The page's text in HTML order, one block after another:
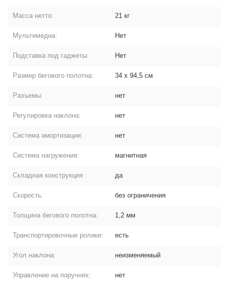
Масса нетто: 21 кг
Мультимедиа: Нет
Подставка под гаджеты: Нет
Размер бегового полотна: 34 х 94,5 см
Разъемы: нет
Регулировка наклона: нет
Система амортизации: нет
Система нагружения: магнитная
Складная конструкция : да
Скорость: без ограничения
Толщина бегового полотна: 1,2 мм
Транспортировочные ролики: есть
Угол наклона: неизменяемый
Управление на поручнях: нет